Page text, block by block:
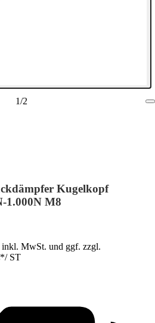
1/2
Kugelkopf
1.000N M8
MwSt. und ggf. zzgl.
*/ ST